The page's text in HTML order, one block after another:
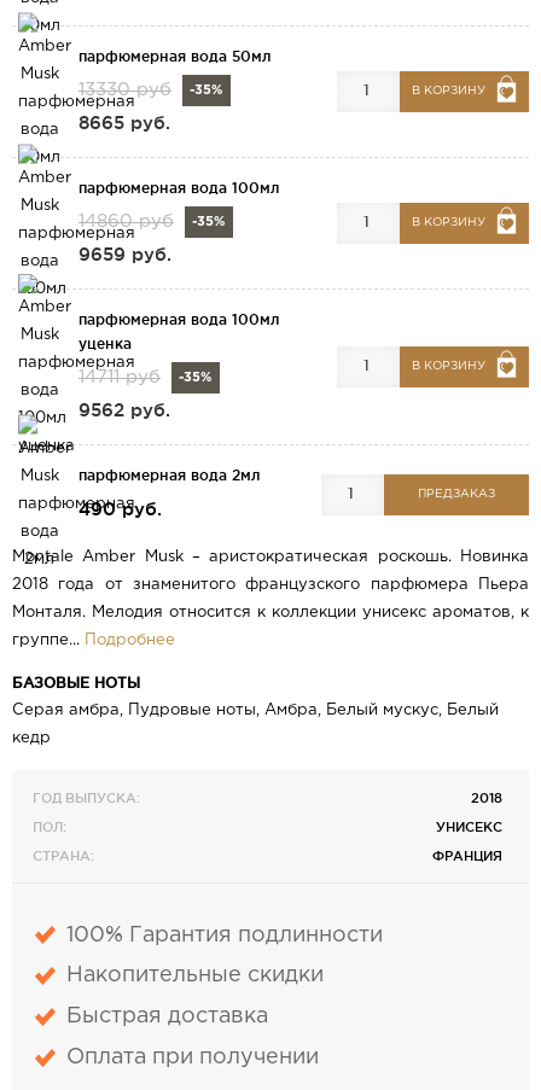
парфюмерная вода 50мл
13330 руб -35%
8665 руб.
В КОРЗИНУ
парфюмерная вода 100мл
14860 руб -35%
9659 руб.
В КОРЗИНУ
парфюмерная вода 100мл
уценка
14711 руб -35%
9562 руб.
В КОРЗИНУ
парфюмерная вода 2мл
490 руб.
ПРЕДЗАКАЗ
Montale Amber Musk – аристократическая роскошь. Новинка
2018 года от знаменитого французского парфюмера Пьера
Монталя. Мелодия относится к коллекции унисекс ароматов, к
группе... Подробнее
БАЗОВЫЕ НОТЫ
Серая амбра, Пудровые ноты, Амбра, Белый мускус, Белый
кедр
ГОД ВЫПУСКА:
2018
ПОЛ:
УНИСЕКС
СТРАНА:
ФРАНЦИЯ
100% Гарантия подлинности
Накопительные скидки
Быстрая доставка
Оплата при получении